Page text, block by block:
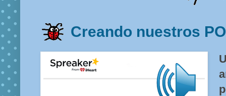
Creando nuestros